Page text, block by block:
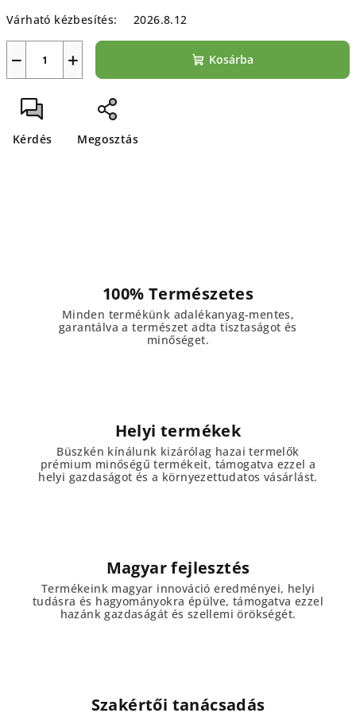
Várható kézbesítés:
2026.8.12
+
− Kosárba
Kérdés Megosztás
100% Természetes
Minden termékünk adalékanyag-mentes,
garantálva a természet adta tisztaságot és
minőséget.
Helyi termékek
Büszkén kínálunk kizárólag hazai termelők
prémium minőségű termékeit, támogatva ezzel a
helyi gazdaságot és a környezettudatos vásárlást.
Magyar fejlesztés
Termékeink magyar innováció eredményei, helyi
tudásra és hagyományokra épülve, támogatva ezzel
hazánk gazdaságát és szellemi örökségét.
Szakértői tanácsadás